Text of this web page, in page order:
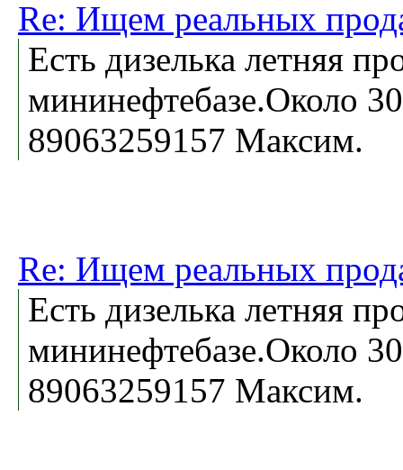
Re: Ищем реальных
Есть дизелька летняя
мининефтебазе.Около
89063259157 Максим.
Re: Ищем реальных
Есть дизелька летняя
мининефтебазе.Около
89063259157 Максим.